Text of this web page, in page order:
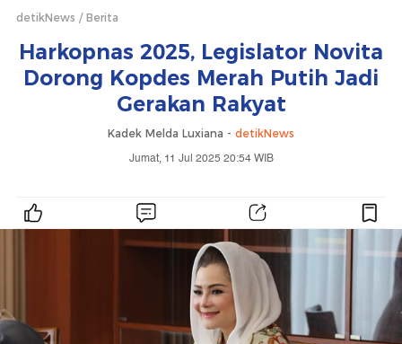
detikNews Berita
Harkopnas 2025, Legislator Novita
Dorong Kopdes Merah Putih Jadi
Gerakan Rakyat
Kadek Melda Luxiana - detikNews
Jumat, 11 Jul 2025 20:54 WIB